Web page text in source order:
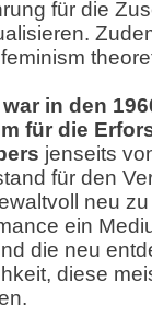
für die
in den
für die
jenseits
für den
neu
ein
die neu
diese